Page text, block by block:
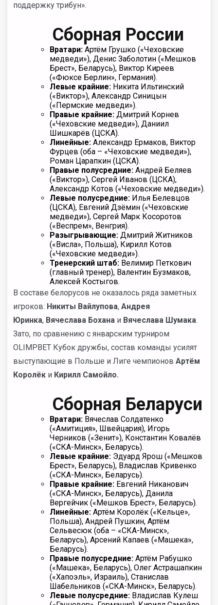
поддержку трибун».
Сборная России
Вратари: Артём Грушко («Чеховские
медведи»), Денис Заболотин («Мешков
Брест», Беларусь), Виктор Киреев
(«Фюксе Берлин», Германия).
Левые крайние: Никита Ильтинский
(«Виктор»), Александр Синицын
(«Пермские медведи»).
Правые крайние: Дмитрий Корнев
(«Чеховские медведи»), Даниил
Шишкарёв (ЦСКА).
Линейные: Александр Ермаков, Виктор
Фурцев (оба – «Чеховские медведи»),
Роман Царапкин (ЦСКА).
Правые полусредние: Андрей Беляев
(«Виктор»), Сергей Иванов (ЦСКА),
Александр Котов («Чеховские медведи»).
Левые полусредние: Илья Белевцов
(ЦСКА), Евгений Дзёмин («Чеховские
медведи»), Сергей Марк Косоротов
(«Веспрем», Венгрия).
Разыгрывающие: Дмитрий Житников
(«Висла», Польша), Кирилл Котов
(«Чеховские медведи»).
Тренерский штаб: Велимир Петкович
(главный тренер), Валентин Бузмаков,
Алексей Костыгов.
В составе белорусов не оказалось ряда заметных
игроков: Никиты Вайлупова, Андрея
Юринка, Вячеслава Бохана и Вячеслава Шумака.
Зато, по сравнению с январским турниром
OLIMPBET Кубок дружбы, состав команды усилят
выступающие в Польше и Лиге чемпионов Артём
Королёк и Кирилл Самойло.
Сборная Беларуси
Вратари: Вячеслав Солдатенко
(«Амитиция», Швейцария), Игорь
Черников («Зенит»), Константин Ковалёв
(«СКА-Минск», Беларусь).
Левые крайние: Эдуард Ярош («Мешков
Брест», Беларусь), Владислав Кривенко
(«СКА-Минск», Беларусь).
Правые крайние: Евгений Никанович
(«СКА-Минск», Беларусь), Данила
Вергейчик («Мешков Брест», Беларусь).
Линейные: Артём Королёк («Кельце»,
Польша), Андрей Пушкин, Артём
Сельвесюк (оба – «СКА-Минск»,
Беларусь), Арсений Капаев («Машека»,
Беларусь).
Правые полусредние: Артём Рабушко
(«Машека», Беларусь), Олег Астрашапкин
(«Хапоэль», Израиль), Станислав
Шабельников («СКА-Минск», Беларусь).
Левые полусредние: Владислав Кулеш